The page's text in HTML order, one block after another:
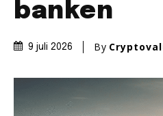
banken
9 juli 2026 By